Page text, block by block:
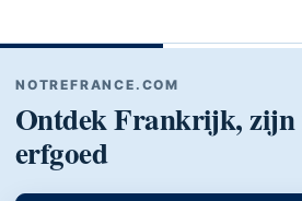
NOTREFRANCE.COM
Ontdek Frankrijk, zijn
erfgoed